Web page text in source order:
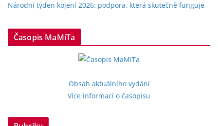
Národní týden kojení 2026: podpora, která skutečně funguje
Časopis MaMiTa
Obsah aktuálního vydání
Více informací o časopisu